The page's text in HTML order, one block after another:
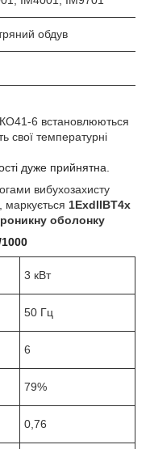
обдув
6 встановлюються
свої температурні
дуже прийнятна.
вибухозахисту
маркується 1ExdIIBT4х
оболонку
3 кВт
50 Гц
6
79%
0,76